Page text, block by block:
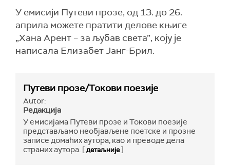
У емисији Путеви прозе, од 13. до 26.
априла можете пратити делове књиге
„Хана Арент – за љубав света”, коју је
написала Елизабет Јанг-Брил.
Путеви прозе/Токови поезије
Autor:
Редакција
У емисијама Путеви прозе и Токови поезије
представљамо необјављене поетске и прозне
записе домаћих аутора, као и преводе дела
страних аутора. [детаљније]